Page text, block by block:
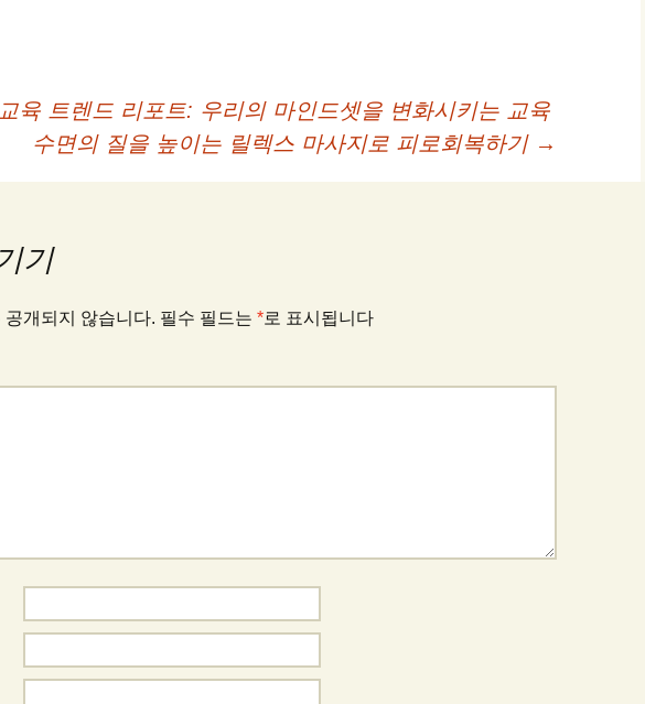
육 트렌드 리포트: 우리의 마인드셋을 변화시키는 교육
수면의 질을 높이는 릴렉스 마사지로 피로회복하기 →
기
공개되지 않습니다. 필수 필드는 *로 표시됩니다